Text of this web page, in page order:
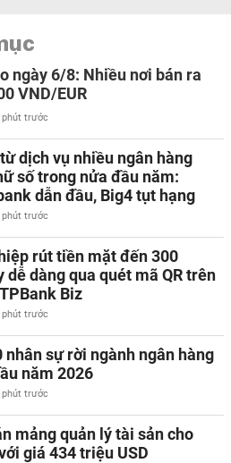
ngày 6/8: Nhiều nơi bán ra
VND/EUR
phút trước
dịch vụ nhiều ngân hàng
số trong nửa đầu năm:
dẫn đầu, Big4 tụt hạng
phút trước
rút tiền mặt đến 300
dàng qua quét mã QR trên
Biz
phút trước
nhân sự rời ngành ngân hàng
năm 2026
phút trước
mảng quản lý tài sản cho
giá 434 triệu USD